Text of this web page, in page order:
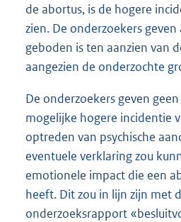
de abortus, is de hogere
zien. De onderzoekers
geboden is ten aanzien van
aangezien de onderzochte
De onderzoekers geven
mogelijke hogere incidentie
optreden van psychische
eventuele verklaring zou
emotionele impact die een
heeft. Dit zou in lijn zijn met
onderzoeksrapport